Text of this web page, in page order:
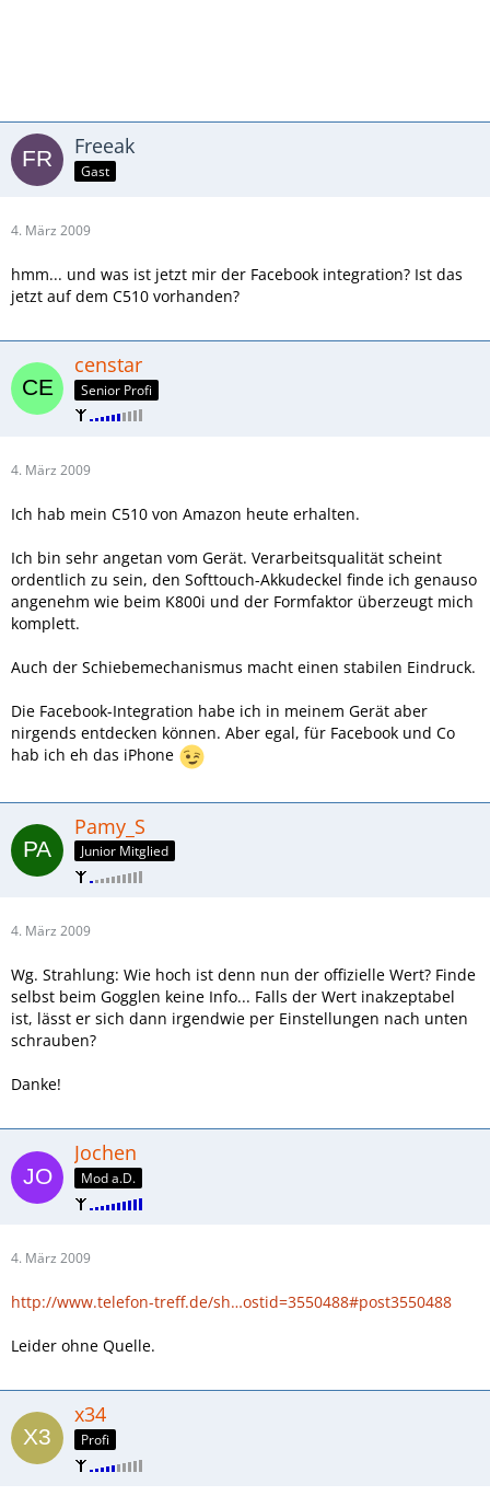
Freeak
Gast
4. März 2009
hmm... und was ist jetzt mir der Facebook integration? Ist das
jetzt auf dem C510 vorhanden?
censtar
Senior Profi
4. März 2009
Ich hab mein C510 von Amazon heute erhalten.
Ich bin sehr angetan vom Gerät. Verarbeitsqualität scheint
ordentlich zu sein, den Softtouch-Akkudeckel finde ich genauso
angenehm wie beim K800i und der Formfaktor überzeugt mich
komplett.
Auch der Schiebemechanismus macht einen stabilen Eindruck.
Die Facebook-Integration habe ich in meinem Gerät aber
nirgends entdecken können. Aber egal, für Facebook und Co
hab ich eh das iPhone
Pamy_S
Junior Mitglied
4. März 2009
Wg. Strahlung: Wie hoch ist denn nun der offizielle Wert? Finde
selbst beim Gogglen keine Info... Falls der Wert inakzeptabel
ist, lässt er sich dann irgendwie per Einstellungen nach unten
schrauben?
Danke!
Jochen
Mod a.D.
4. März 2009
http://www.telefon-treff.de/sh…ostid=3550488#post3550488
Leider ohne Quelle.
x34
Profi